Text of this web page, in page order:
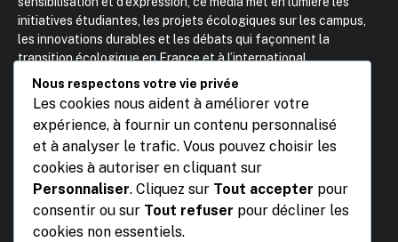
initiatives étudiantes, les projets écologiques sur les campus,
les innovations durables et les débats qui façonnent la
transition écologique en France et à l’international.
Fondateur : Kamil Makhloufi – Etudiant BBS Kedge BS
Contact :
0033651583318
Nous respectons votre vie privée
Les cookies nous aident à améliorer votre
expérience, à fournir un contenu personnalisé
et à analyser le trafic. Vous pouvez choisir les
cookies à autoriser en cliquant sur
Personnaliser. Cliquez sur Tout accepter pour
consentir ou sur Tout refuser pour décliner les
cookies non essentiels.